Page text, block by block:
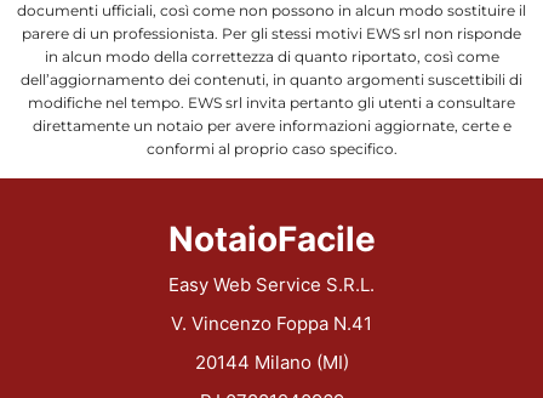
documenti ufficiali, così come non possono in alcun modo sostituire il
parere di un professionista. Per gli stessi motivi EWS srl non risponde
in alcun modo della correttezza di quanto riportato, così come
dell’aggiornamento dei contenuti, in quanto argomenti suscettibili di
modifiche nel tempo. EWS srl invita pertanto gli utenti a consultare
direttamente un notaio per avere informazioni aggiornate, certe e
conformi al proprio caso specifico.
NotaioFacile
Easy Web Service S.R.L.
V. Vincenzo Foppa N.41
20144 Milano (MI)